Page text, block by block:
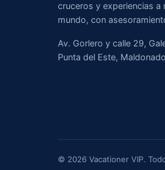
cruceros y experiencias
mundo, con
Av. Gorlero y calle 29,
Punta del Este, Maldonado
© 2026 Vacationer VIP.